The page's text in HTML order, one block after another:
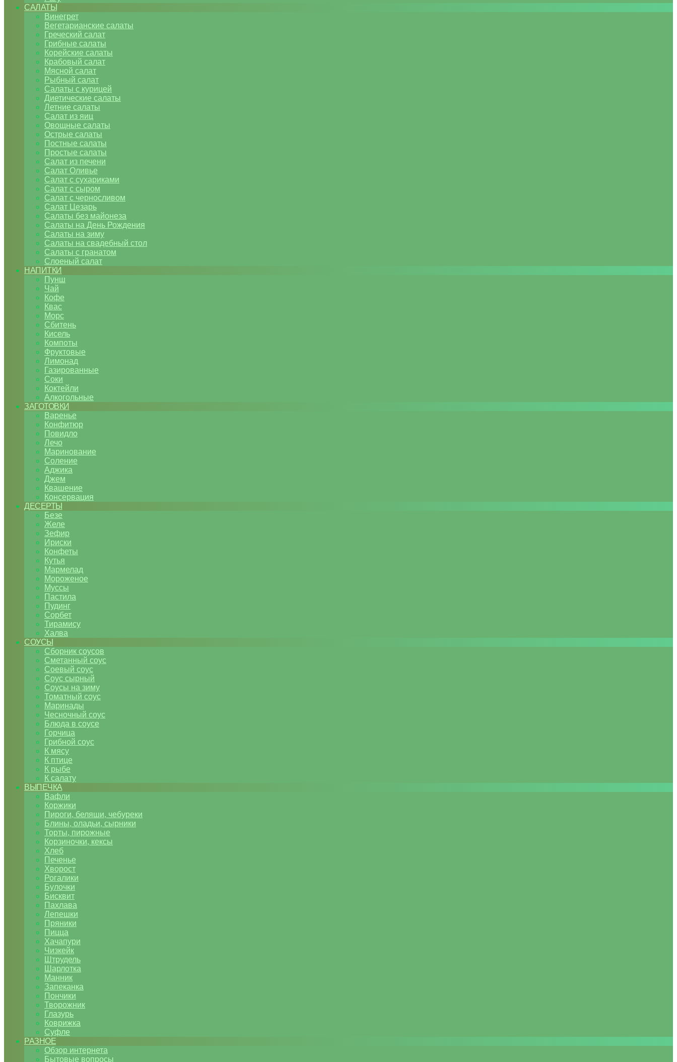
САЛАТЫ
Винегрет
Вегетарианские салаты
Греческий салат
Грибные салаты
Корейские салаты
Крабовый салат
Мясной салат
Рыбный салат
Салаты с курицей
Диетические салаты
Летние салаты
Салат из яиц
Овощные салаты
Острые салаты
Постные салаты
Простые салаты
Салат из печени
Салат Оливье
Салат с сухариками
Салат с сыром
Салат с черносливом
Салат Цезарь
Салаты без майонеза
Салаты на День Рождения
Салаты на зиму
Салаты на свадебный стол
Салаты с гранатом
Слоеный салат
НАПИТКИ
Пунш
Чай
Кофе
Квас
Морс
Сбитень
Кисель
Компоты
Фруктовые
Лимонад
Газированные
Соки
Коктейли
Алкогольные
ЗАГОТОВКИ
Варенье
Конфитюр
Повидло
Лечо
Маринование
Соление
Аджика
Джем
Квашение
Консервация
ДЕСЕРТЫ
Безе
Желе
Зефир
Ириски
Конфеты
Кутья
Мармелад
Мороженое
Муссы
Пастила
Пудинг
Сорбет
Тирамису
Халва
СОУСЫ
Сборник соусов
Сметанный соус
Соевый соус
Соус сырный
Соусы на зиму
Томатный соус
Маринады
Чесночный соус
Блюда в соусе
Горчица
Грибной соус
К мясу
К птице
К рыбе
К салату
ВЫПЕЧКА
Вафли
Коржики
Пироги, беляши, чебуреки
Блины, оладьи, сырники
Торты, пирожные
Корзиночки, кексы
Хлеб
Печенье
Хворост
Рогалики
Булочки
Бисквит
Пахлава
Лепешки
Пряники
Пицца
Хачапури
Чизкейк
Штрудель
Шарлотка
Манник
Запеканка
Пончики
Творожник
Глазурь
Коврижка
Суфле
РАЗНОЕ
Обзор интернета
Бытовые вопросы